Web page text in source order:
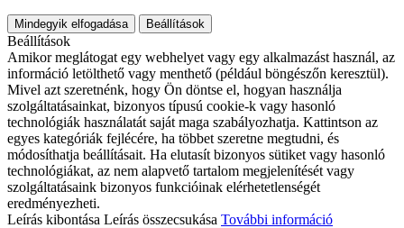
Mindegyik elfogadása Beállítások
Beállítások
Amikor meglátogat egy webhelyet vagy egy alkalmazást használ, az
információ letölthető vagy menthető (például böngészőn keresztül).
Mivel azt szeretnénk, hogy Ön döntse el, hogyan használja
szolgáltatásainkat, bizonyos típusú cookie-k vagy hasonló
technológiák használatát saját maga szabályozhatja. Kattintson az
egyes kategóriák fejlécére, ha többet szeretne megtudni, és
módosíthatja beállításait. Ha elutasít bizonyos sütiket vagy hasonló
technológiákat, az nem alapvető tartalom megjelenítését vagy
szolgáltatásaink bizonyos funkcióinak elérhetetlenségét
eredményezheti.
Leírás kibontása Leírás összecsukása További információ